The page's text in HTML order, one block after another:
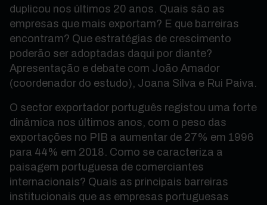
duplicou nos últimos 20 anos. Quais são as
empresas que mais exportam? E que barreiras
encontram? Que estratégias de crescimento
poderão ser adoptadas daqui por diante?
Apresentação e debate com João Amador
(coordenador do estudo), Joana Silva e Rui Paiva.
O sector exportador português registou uma forte
dinâmica nos últimos anos, com o peso das
exportações no PIB a aumentar de 27% em 1996
para 44% em 2018. Como se caracteriza a
paisagem portuguesa de comerciantes
internacionais? Quais as principais barreiras
institucionais que as empresas portuguesas